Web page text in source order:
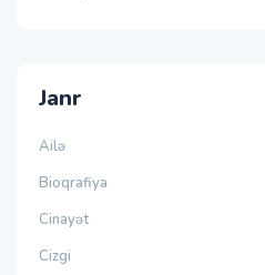
Janr
Ailə
Bioqrafiya
Cinayət
Cizgi